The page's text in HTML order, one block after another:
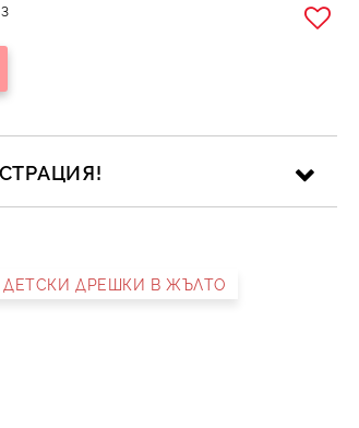
ДЕТСКИ ДРЕШКИ В ЖЪЛТО